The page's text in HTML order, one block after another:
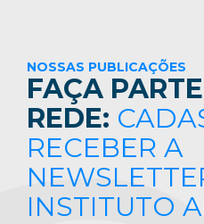
NOSSAS PUBLICAÇÕES
FAÇA
REDE:
RECEBER A
INSTITUTO